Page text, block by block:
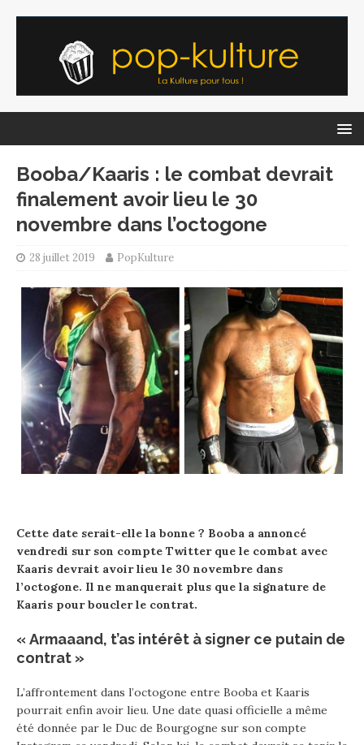
Booba/Kaaris : le combat devrait
finalement avoir lieu le 30
novembre dans l’octogone
28 juillet 2019 PopKulture
Cette date serait-elle la bonne ? Booba a annoncé
vendredi sur son compte Twitter que le combat avec
Kaaris devrait avoir lieu le 30 novembre dans
l’octogone. Il ne manquerait plus que la signature de
Kaaris pour boucler le contrat.
« Armaaand, t’as intérêt à signer ce putain de
contrat »
L’affrontement dans l’octogone entre Booba et Kaaris
pourrait enfin avoir lieu. Une date quasi officielle a même
été donnée par le Duc de Bourgogne sur son compte